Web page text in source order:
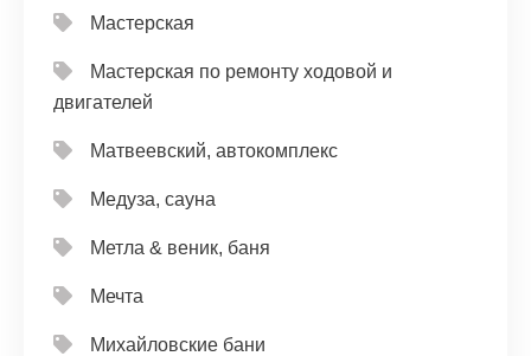
Мастерская
Мастерская по ремонту ходовой и
двигателей
Матвеевский, автокомплекс
Медуза, сауна
Метла & веник, баня
Мечта
Михайловские бани